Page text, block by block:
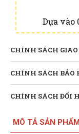
Dựa vào
CHÍNH SÁCH
CHÍNH SÁCH BẢO
CHÍNH SÁCH ĐỔI
MÔ TẢ SẢN PHẨM